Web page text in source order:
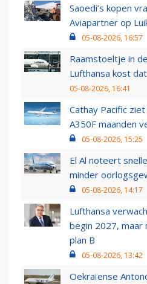
Saoedi’s kopen
Aviapartner op
05-08-2026, 16:57
Raamstoeltje in
Lufthansa kost
05-08-2026, 16:41
Cathay Pacific
A350F maanden
05-08-2026, 15:25
El Al noteert
minder
05-08-2026, 14:17
Lufthansa
begin 2027, maar
plan B
05-08-2026, 13:42
Oekraïense